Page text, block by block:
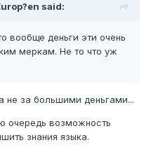
said:
вообще деньги эти очень
меркам. Не то что уж
не за большими деньгами...
очередь возможность
знания языка.